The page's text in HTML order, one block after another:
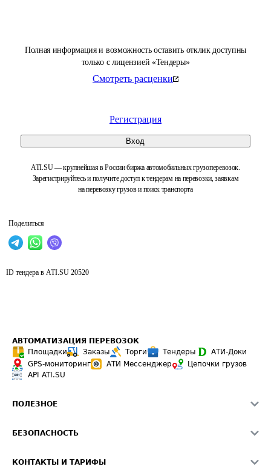
Полная информация и возможность оставить отклик доступны
только с лицензией «Тендеры»
Смотреть расценки
Регистрация
Вход
ATI.SU — крупнейшая в России биржа автомобильных грузоперевозок.
Зарегистрируйтесь и получите доступ к тендерам на перевозки, заявкам
на перевозку грузов и поиск транспорта
Поделиться
ID тендера в ATI.SU 20520
АВТОМАТИЗАЦИЯ ПЕРЕВОЗОК
Площадки
Заказы Торги Тендеры
АТИ-Доки
GPS-мониторинг
АТИ Мессенджер
Цепочки грузов
API ATI.SU
ПОЛЕЗНОЕ
Звезды ATI.SU на вашем сайте
БЕЗОПАСНОСТЬ
КОНТАКТЫ И ТАРИФЫ